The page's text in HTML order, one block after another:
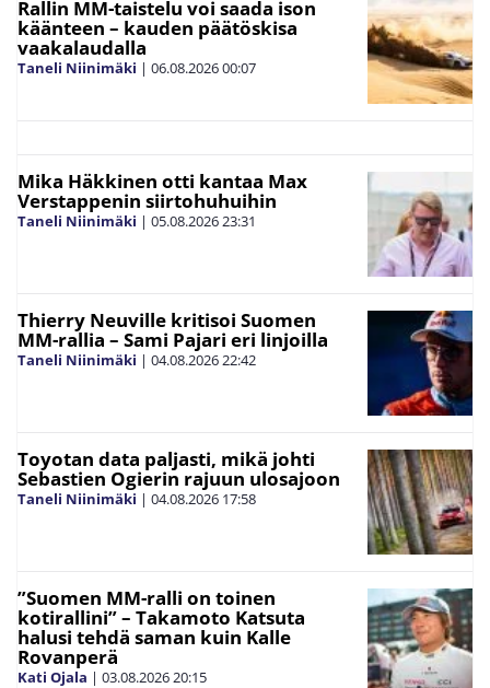
Rallin MM-taistelu voi saada ison
käänteen – kauden päätöskisa
vaakalaudalla
Taneli Niinimäki | 06.08.202600:07
Mika Häkkinen otti kantaa Max
Verstappenin siirtohuhuihin
Taneli Niinimäki | 05.08.202623:31
Thierry Neuville kritisoi Suomen
MM-rallia – Sami Pajari eri linjoilla
Taneli Niinimäki | 04.08.202622:42
Toyotan data paljasti, mikä johti
Sebastien Ogierin rajuun ulosajoon
Taneli Niinimäki | 04.08.2026 17:58
”Suomen MM-ralli on toinen
kotirallini” – Takamoto Katsuta
halusi tehdä saman kuin Kalle
Rovanperä
Kati Ojala | 03.08.202620:15